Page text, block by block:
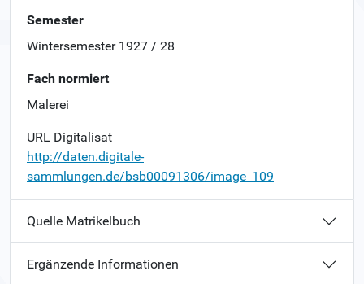
Semester
Wintersemester 1927 / 28
Fach normiert
Malerei
URL Digitalisat
http://daten.digitale-
sammlungen.de/bsb00091306/image_109
Quelle Matrikelbuch
Ergänzende Informationen